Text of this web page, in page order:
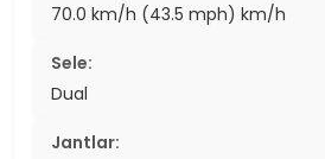
70.0 km/h (43.5 mph) km/h
Sele:
Dual
Jantlar: